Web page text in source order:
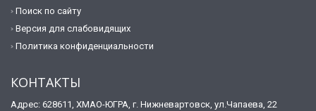
Поиск по сайту
Версия для слабовидящих
Политика конфиденциальности
КОНТАКТЫ
Адрес: 628611, ХМАО-ЮГРА, г. Нижневартовск, ул.Чапаева, 22